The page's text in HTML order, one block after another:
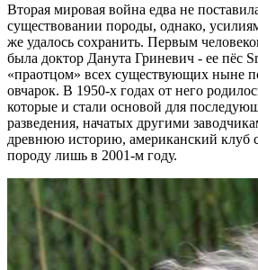
Вторая мировая война едва не
существовании породы, однако,
же удалось сохранить. Первым
была доктор Данута Гриневич - ее пёс
«праотцом» всех существующих ныне
овчарок. В 1950-х годах от него
которые и стали основой для
разведения, начатых другими
древнюю историю, американский клуб
породу лишь в 2001-м году.